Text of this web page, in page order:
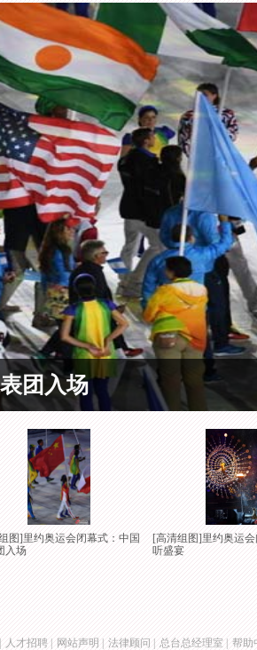
团入场
图]里约奥运会闭幕式：中国
入场
[高清组图]里约奥运
听盛宴
人才招聘 网站声明 法律顾问 总台总经理室 帮助